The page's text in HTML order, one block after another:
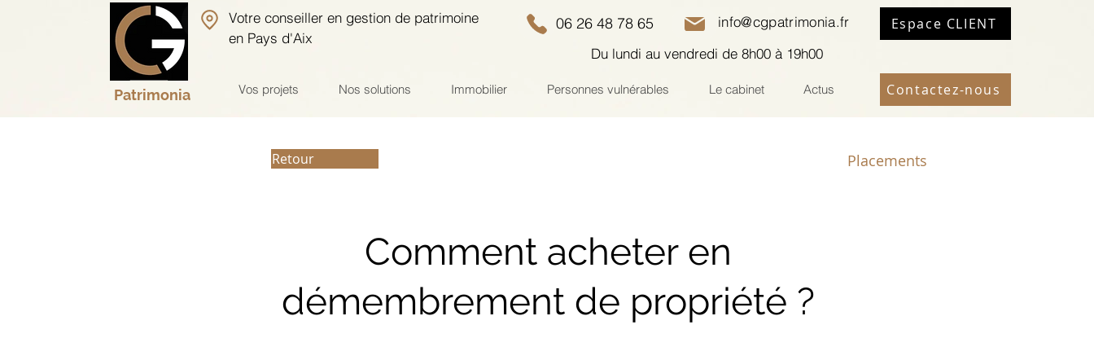
Patrimonia
Votre conseiller en gestion de patrimoine
en Pays d'Aix
Vos projets Nos solutions Immobilier Personnes vulnérables Le cabinet Actus
info@cgpatrimonia.fr
06 26 48 78 65
Du lundi au vendredi de 8h00 à 19h00
Espace CLIENT
Contactez-nous
Retour Placements
Comment acheter en
démembrement de propriété ?